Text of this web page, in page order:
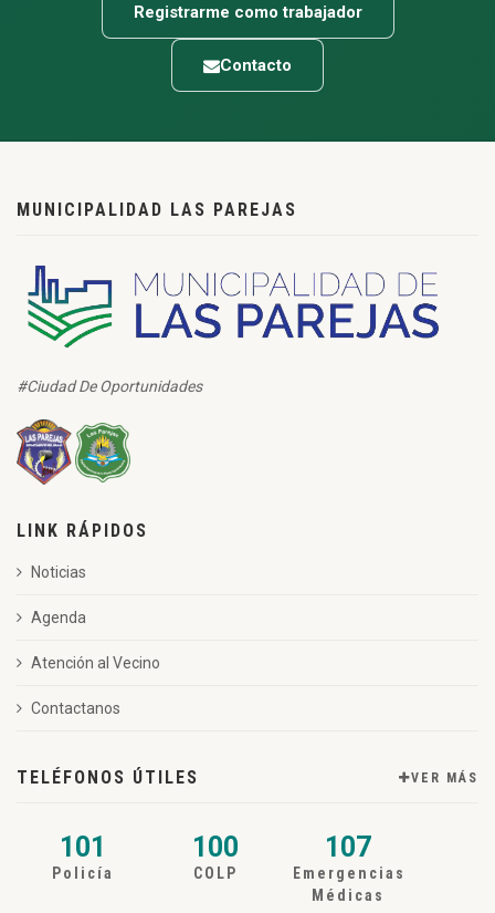
Registrarme como trabajador
Contacto
MUNICIPALIDAD LAS PAREJAS
#Ciudad De Oportunidades
LINK RÁPIDOS
Noticias
Agenda
Atención al Vecino
Contactanos
TELÉFONOS ÚTILES VER MÁS
101
Policía
100
COLP
107
Emergencias
Médicas